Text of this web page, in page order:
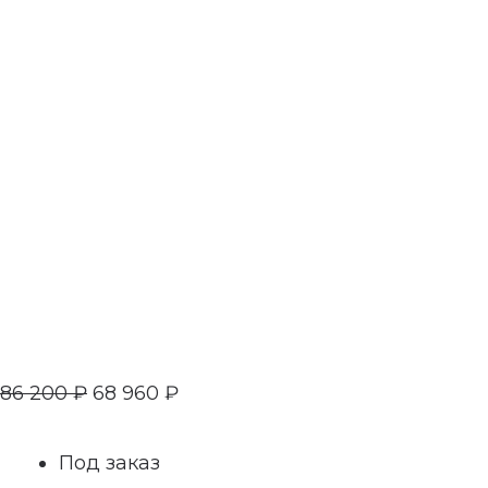
86 200₽ 68 960 ₽
Под заказ